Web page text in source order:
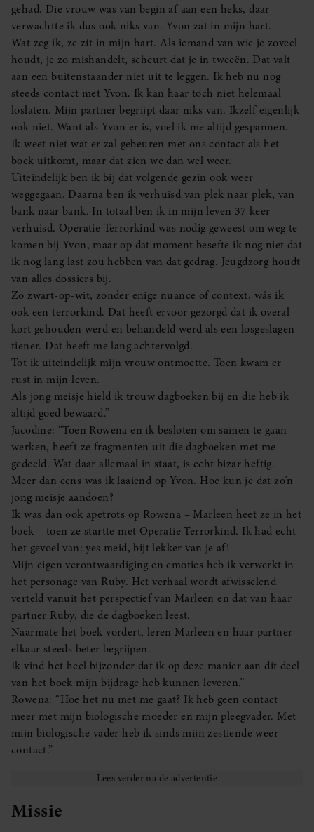
partners kunnen deze gegevens combineren met andere
informatie die u aan ze heeft verstrekt of die ze hebben
verzameld op basis van uw gebruik van hun services. U
gaat akkoord met onze cookies als u onze website blijft
gebruiken.
gehad. Die vrouw was van begin af aan een heks, daar
verwachtte ik dus ook niks van. Yvon zat in mijn hart.
Wat zeg ik, ze zít in mijn hart. Als iemand van wie je zoveel
houdt, je zo mishandelt, scheurt dat je in tweeën. Dat valt
aan een buitenstaander niet uit te leggen. Ik heb nu nog
steeds contact met Yvon. Ik kan haar toch niet helemaal
loslaten. Mijn partner begrijpt daar niks van. Ikzelf eigenlijk
ook niet. Want als Yvon er is, voel ik me altijd gespannen.
Ik weet niet wat er zal gebeuren met ons contact als het
boek uitkomt, maar dat zien we dan wel weer.
Uiteindelijk ben ik bij dat volgende gezin ook weer
weggegaan. Daarna ben ik verhuisd van plek naar plek, van
bank naar bank. In totaal ben ik in mijn leven 37 keer
verhuisd. Operatie Terrorkind was nodig geweest om weg te
komen bij Yvon, maar op dat moment besefte ik nog niet dat
ik nog lang last zou hebben van dat gedrag. Jeugdzorg houdt
van alles dossiers bij.
Zo zwart-op-wit, zonder enige nuance of context, wás ik
ook een terrorkind. Dat heeft ervoor gezorgd dat ik overal
kort gehouden werd en behandeld werd als een losgeslagen
tiener. Dat heeft me lang achtervolgd.
Tot ik uiteindelijk mijn vrouw ontmoette. Toen kwam er
rust in mijn leven.
Als jong meisje hield ik trouw dagboeken bij en die heb ik
altijd goed bewaard.”
Jacodine: “Toen Rowena en ik besloten om samen te gaan
werken, heeft ze fragmenten uit die dagboeken met me
gedeeld. Wat daar allemaal in staat, is echt bizar heftig.
Meer dan eens was ik laaiend op Yvon. Hoe kun je dat zo’n
jong meisje aandoen?
Ik was dan ook apetrots op Rowena – Marleen heet ze in het
boek – toen ze startte met Operatie Terrorkind. Ik had echt
het gevoel van: yes meid, bijt lekker van je af!
Mijn eigen verontwaardiging en emoties heb ik verwerkt in
het personage van Ruby. Het verhaal wordt afwisselend
verteld vanuit het perspectief van Marleen en dat van haar
partner Ruby, die de dagboeken leest.
Naarmate het boek vordert, leren Marleen en haar partner
elkaar steeds beter begrijpen.
Ik vind het heel bijzonder dat ik op deze manier aan dit deel
van het boek mijn bijdrage heb kunnen leveren.”
Rowena: “Hoe het nu met me gaat? Ik heb geen contact
meer met mijn biologische moeder en mijn pleegvader. Met
mijn biologische vader heb ik sinds mijn zestiende weer
contact.”
Missie